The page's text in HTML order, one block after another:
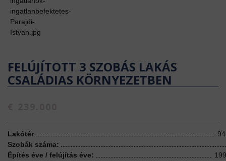
FELÚJÍTOTT 3 SZOBÁS LAKÁS
CSALÁDIAS KÖRNYEZETBEN
Lakótér
Szobák száma:
Építés éve / felújítás éve: